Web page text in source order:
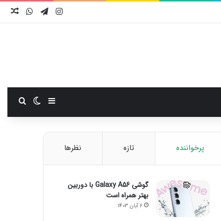
اینستاگرام
تلگرام واتس
سایدبارتغییر
پرخواننده تازه نظرها
گوشی Galaxy A56 با دوربین
بهتر همراه است
6 آبان 1403